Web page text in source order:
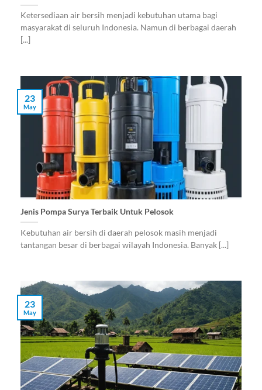
Ketersediaan air bersih menjadi kebutuhan utama bagi
masyarakat di seluruh Indonesia. Namun di berbagai daerah
[...]
Jenis Pompa Surya Terbaik Untuk Pelosok
Kebutuhan air bersih di daerah pelosok masih menjadi
tantangan besar di berbagai wilayah Indonesia. Banyak [...]
23
May
23
May